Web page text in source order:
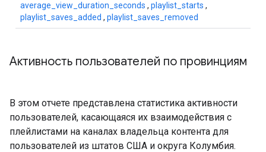
average_view_duration_seconds , playlist_starts ,
playlist_saves_added , playlist_saves_removed
Активность пользователей по провинциям
В этом отчете представлена ​​статистика активности
пользователей, касающаяся их взаимодействия с
плейлистами на каналах владельца контента для
пользователей из штатов США и округа Колумбия.